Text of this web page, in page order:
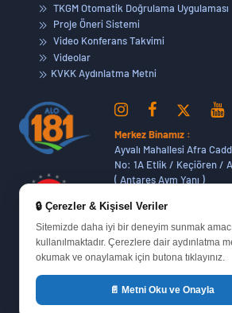
🔒 Çerezler & Kişisel Veriler
Sitemizde daha iyi bir deneyim sunmak
kullanılmaktadır. Çerezlere dair aydınlatma
okumak ve onaylamak için butona tıklayınız.
📄 Metni Oku ve Onayla
TKGM Otomatik Doğrulama Uygulaması
Proje Öneri Sistemi
Video Konferans Takvimi
Videolar
KVKK Aydınlatma Metni
Merkez Binamız :
Ayvalı Mahallesi Afra
No: 1A Etlik / Keçiören /
( Antares Avm Yanı )
Dikmen Hizmet Binamız :
Dikmen Caddesi No:14
ANKARA
Yukarı Dikmen Mah. 648.